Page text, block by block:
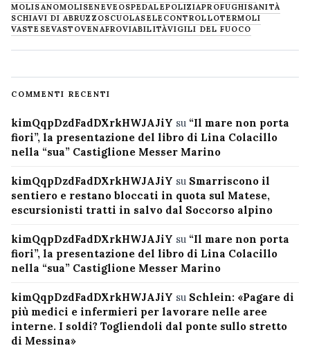
MOLISANOMOLISENEVE OSPEDALEPOLIZIAPROFUGHISANITÀ
SCHIAVI DI ABRUZZOSCUOLASELECONTROLLOTERMOLI
VASTESEVASTOVENAFROVIABILITÀVIGILI DEL FUOCO
COMMENTI RECENTI
kimQqpDzdFadDXrkHWJAJiY su “Il mare non porta
fiori”, la presentazione del libro di Lina Colacillo
nella “sua” Castiglione Messer Marino
kimQqpDzdFadDXrkHWJAJiY su Smarriscono il
sentiero e restano bloccati in quota sul Matese,
escursionisti tratti in salvo dal Soccorso alpino
kimQqpDzdFadDXrkHWJAJiY su “Il mare non porta
fiori”, la presentazione del libro di Lina Colacillo
nella “sua” Castiglione Messer Marino
kimQqpDzdFadDXrkHWJAJiY su Schlein: «Pagare di
più medici e infermieri per lavorare nelle aree
interne. I soldi? Togliendoli dal ponte sullo stretto
di Messina»